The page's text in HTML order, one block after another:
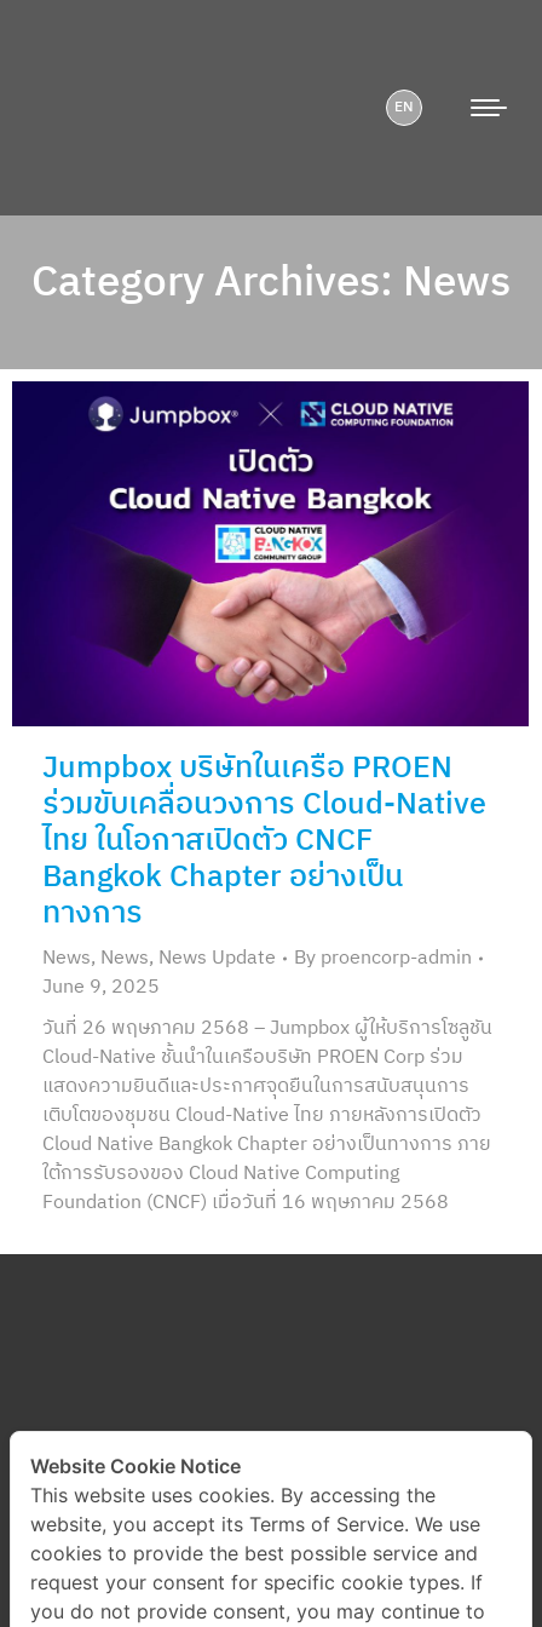
EN
Category Archives: News
Jumpbox บริษัทในเครือ PROEN
ร่วมขับเคลื่อนวงการ Cloud-Native
ไทย ในโอกาสเปิดตัว CNCF
Bangkok Chapter อย่างเป็น
ทางการ
News, News, News Update Byproencorp-admin
June 9, 2025
วันที่ 26 พฤษภาคม 2568 – Jumpbox ผู้ให้บริการโซลูชัน
Cloud-Native ชั้นนำในเครือบริษัท PROEN Corp ร่วม
แสดงความยินดีและประกาศจุดยืนในการสนับสนุนการ
เติบโตของชุมชน Cloud-Native ไทย ภายหลังการเปิดตัว
Cloud Native Bangkok Chapter อย่างเป็นทางการ ภาย
ใต้การรับรองของ Cloud Native Computing
Foundation (CNCF) เมื่อวันที่ 16 พฤษภาคม 2568
Website Cookie Notice
This website uses cookies. By accessing the
website, you accept its Terms of Service. We use
cookies to provide the best possible service and
request your consent for specific cookie types. If
you do not provide consent, you may continue to